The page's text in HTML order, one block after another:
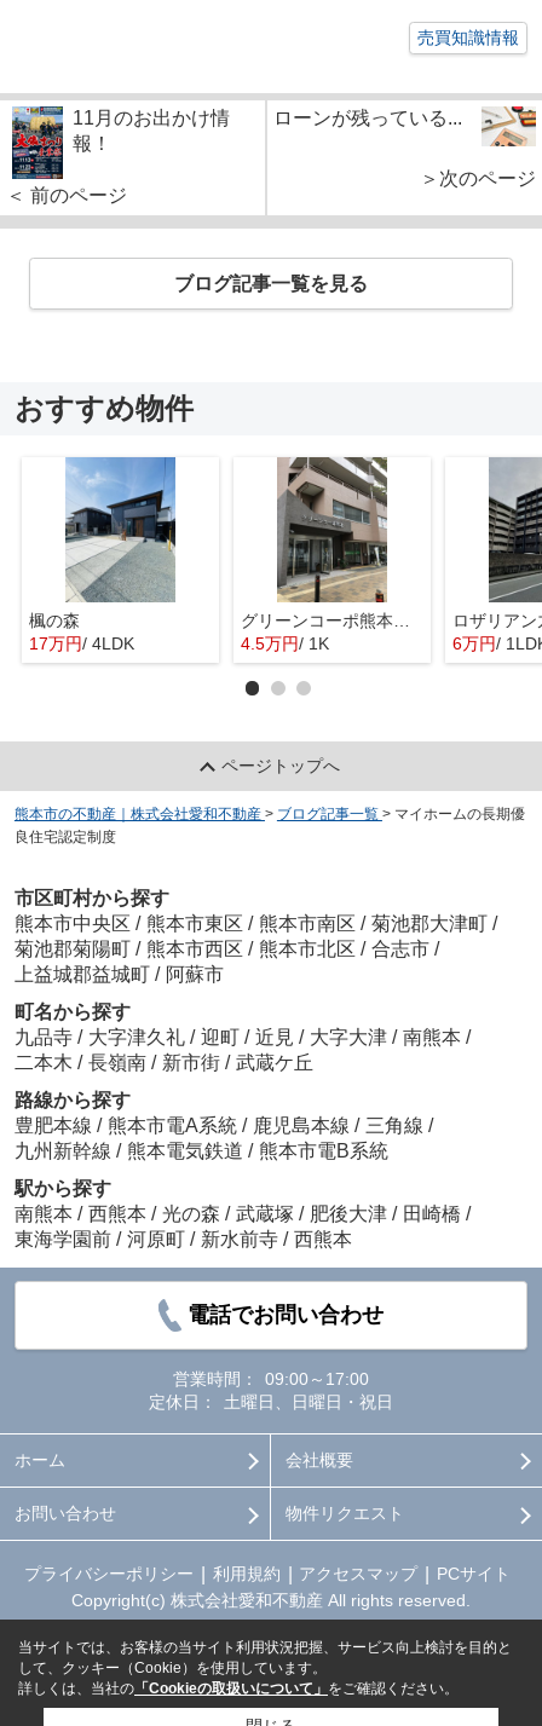
売買知識情報
11月のお出かけ情
報！
＜ 前のページ
ローンが残っている...
＞次のページ
ブログ記事一覧を見る
おすすめ物件
楓の森
17万円/ 4LDK
グリーンコーポ熊本Ａ棟
4.5万円/ 1K
ロザリアン
6万円/
ページトップへ
熊本市の不動産｜株式会社愛和不動産 > ブログ記事一覧 > マイホームの長期優
良住宅認定制度
市区町村から探す
熊本市中央区 / 熊本市東区 / 熊本市南区 / 菊池郡大津町 /
菊池郡菊陽町 / 熊本市西区 / 熊本市北区 / 合志市 /
上益城郡益城町 / 阿蘇市
町名から探す
九品寺 / 大字津久礼 / 迎町 / 近見 / 大字大津 / 南熊本 /
二本木 / 長嶺南 / 新市街 / 武蔵ケ丘
路線から探す
豊肥本線 / 熊本市電A系統 / 鹿児島本線 / 三角線 /
九州新幹線 / 熊本電気鉄道 / 熊本市電B系統
駅から探す
南熊本 / 西熊本 / 光の森 / 武蔵塚 / 肥後大津 / 田崎橋 /
東海学園前 / 河原町 / 新水前寺 / 西熊本
電話でお問い合わせ
営業時間：
09:00～17:00
定休日：
土曜日、日曜日・祝日
ホーム 会社概要
お問い合わせ 物件リクエスト
プライバシーポリシー 利用規約 アクセスマップ
PCサイト
Copyright(c) 株式会社愛和不動産 All rights reserved.
当サイトでは、お客様の当サイト利用状況把握、サービス向上検討を目的と
して、クッキー（Cookie）を使用しています。
詳しくは、当社の 「Cookieの取扱いについて」 をご確認ください。